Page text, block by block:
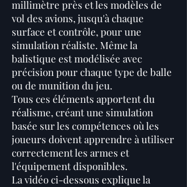
millimètre près et les modèles de
vol des avions, jusqu'à chaque
surface et contrôle, pour une
simulation réaliste. Même la
balistique est modélisée avec
précision pour chaque type de balle
ou de munition du jeu.
Tous ces éléments apportent du
réalisme, créant une simulation
basée sur les compétences où les
joueurs doivent apprendre à utiliser
correctement les armes et
l'équipement disponibles.
La vidéo ci-dessous explique la